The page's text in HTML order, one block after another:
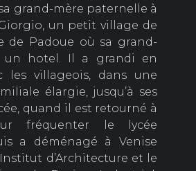
grand-mère paternelle à
un petit village de
de Padoue où sa grand-
un hotel. Il a grandi en
les villageois, dans une
élargie, jusqu’à ses
quand il est retourné à
fréquenter le lycée
a déménagé à Venise
d’Architecture et le